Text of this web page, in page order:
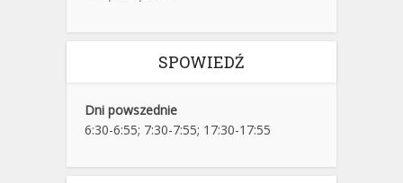
SPOWIEDŹ
Dni powszednie
6:30-6:55; 7:30-7:55; 17:30-17:55